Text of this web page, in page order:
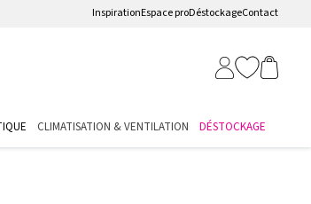
InspirationEspace proDéstockageContact
CLIMATISATION & VENTILATION DÉSTOCKAGE